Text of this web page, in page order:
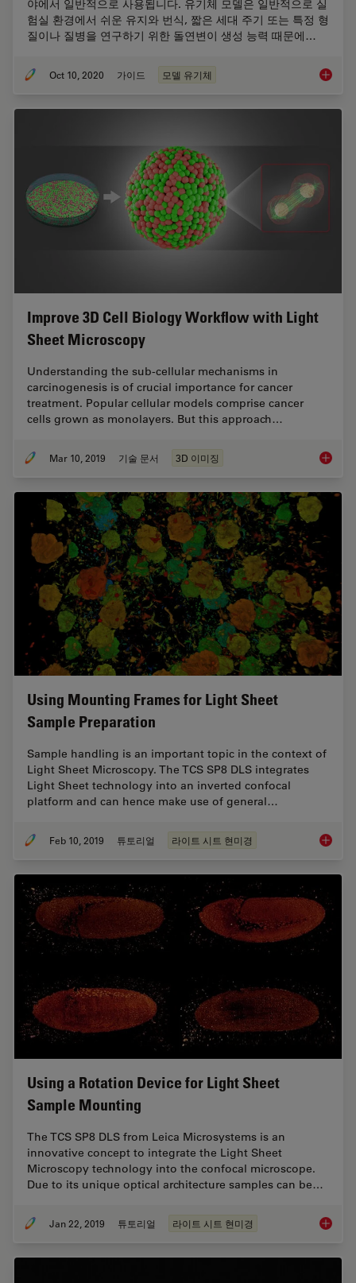
야에서 일반적으로 사용됩니다. 유기체 모델은 일반적으로 실
험실 환경에서 쉬운 유지와 번식, 짧은 세대 주기 또는 특정 형
질이나 질병을 연구하기 위한 돌연변이 생성 능력 때문에…
Oct 10, 2020 가이드 모델 유기체 연구 분
Improve 3D Cell Biology Workflow with Light
Sheet Microscopy
Understanding the sub-cellular mechanisms in
carcinogenesis is of crucial importance for cancer
treatment. Popular cellular models comprise cancer
cells grown as monolayers. But this approach…
Mar 10, 2019 기술 문서 3D 이미징
Using Mounting Frames for Light Sheet
Sample Preparation
Sample handling is an important topic in the context of
Light Sheet Microscopy. The TCS SP8 DLS integrates
Light Sheet technology into an inverted confocal
platform and can hence make use of general…
Feb 10, 2019 튜토리얼 라이트 시트 현미경 Using
Using a Rotation Device for Light Sheet
Sample Mounting
The TCS SP8 DLS from Leica Microsystems is an
innovative concept to integrate the Light Sheet
Microscopy technology into the confocal microscope.
Due to its unique optical architecture samples can be…
Jan 22, 2019 튜토리얼 라이트 시트 현미경 Using